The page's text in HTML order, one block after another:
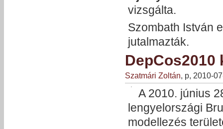
vizsgálta.
Szombath István
jutalmazták.
DepCos2010
Szatmári Zoltán , p, 2010-
A 2010. június
lengyelországi
modellezés